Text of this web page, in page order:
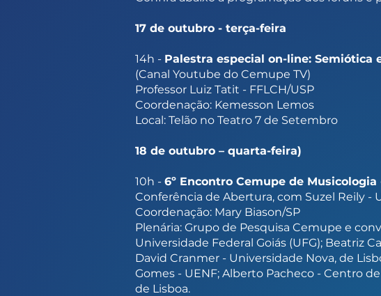
17 de outubro - terça-feira
14h - Palestra especial on-line: Semiótica
(Canal Youtube do Cemupe TV)
Professor Luiz Tatit - FFLCH/USP
Coordenação: Kemesson Lemos
Local: Telão no Teatro 7 de Setembro
18 de outubro – quarta-feira)
10h - 6º Encontro Cemupe de
Conferência de Abertura, com Suzel Reily -
Coordenação: Mary Biason/SP
Plenária: Grupo de Pesquisa Cemupe e
Universidade Federal Goiás (UFG); Beatriz
David Cranmer - Universidade Nova, de
Gomes - UENF; Alberto Pacheco - Centro
de Lisboa.